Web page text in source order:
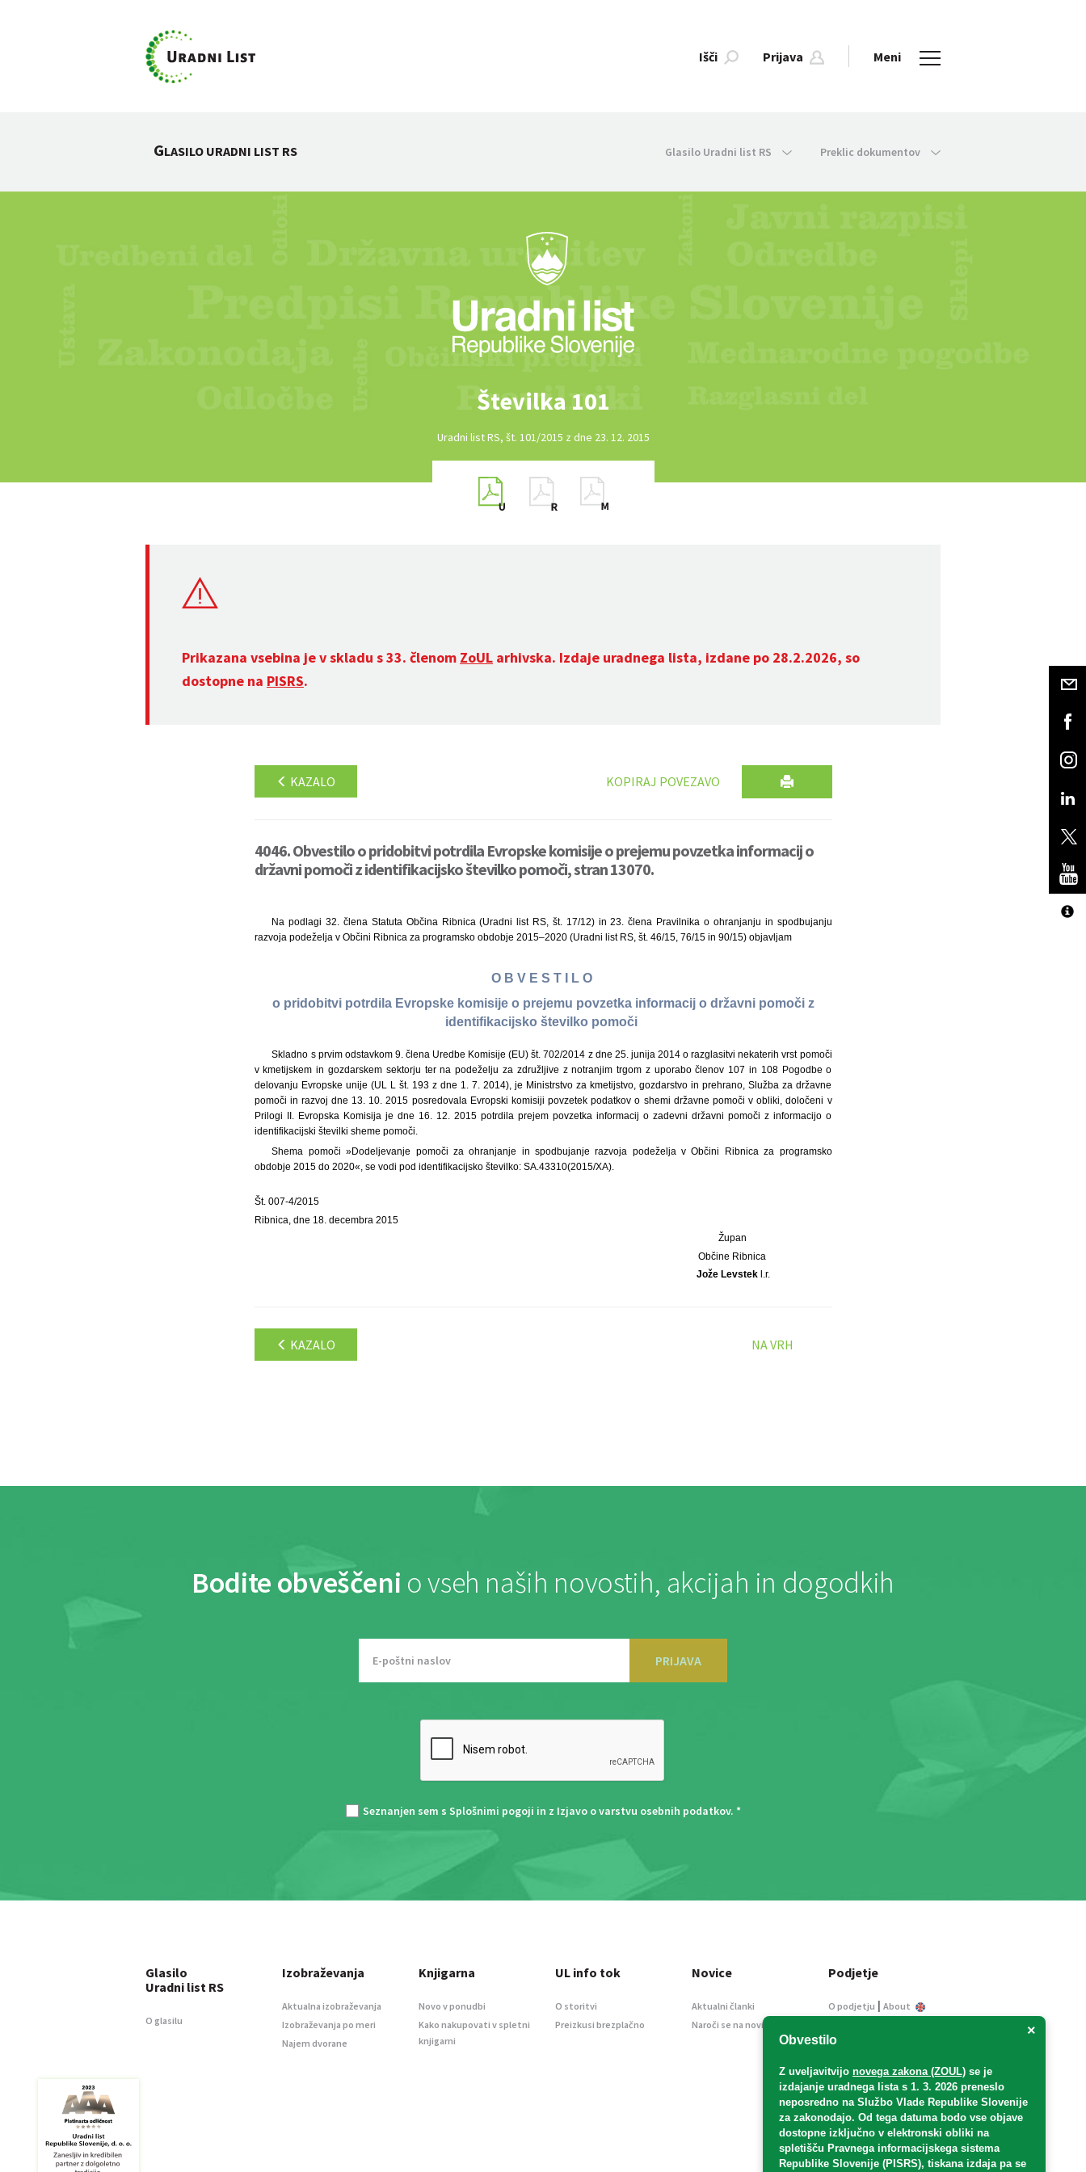
Išči Prijava Meni
GLASILO URADNI LIST RS Glasilo Uradni list RS Preklic dokumentov
Številka 101
Uradni list RS, št. 101/2015 z dne 23. 12. 2015
Prikazana vsebina je v skladu s 33. členom ZoUL arhivska. Izdaje uradnega lista, izdane po 28.2.2026, so
dostopne na PISRS.
KAZALO KOPIRAJ POVEZAVO
4046. Obvestilo o pridobitvi potrdila Evropske komisije o prejemu povzetka informacij o
državni pomoči z identifikacijsko številko pomoči, stran 13070.
Na podlagi 32. člena Statuta Občina Ribnica (Uradni list RS, št. 17/12) in 23. člena Pravilnika o ohranjanju in spodbujanju
razvoja podeželja v Občini Ribnica za programsko obdobje 2015–2020 (Uradni list RS, št. 46/15, 76/15 in 90/15) objavljam
O B V E S T I L O
o pridobitvi potrdila Evropske komisije o prejemu povzetka informacij o državni pomoči z
identifikacijsko številko pomoči
Skladno s prvim odstavkom 9. člena Uredbe Komisije (EU) št. 702/2014 z dne 25. junija 2014 o razglasitvi nekaterih vrst pomoči
v kmetijskem in gozdarskem sektorju ter na podeželju za združljive z notranjim trgom z uporabo členov 107 in 108 Pogodbe o
delovanju Evropske unije (UL L št. 193 z dne 1. 7. 2014), je Ministrstvo za kmetijstvo, gozdarstvo in prehrano, Služba za državne
pomoči in razvoj dne 13. 10. 2015 posredovala Evropski komisiji povzetek podatkov o shemi državne pomoči v obliki, določeni v
Prilogi II. Evropska Komisija je dne 16. 12. 2015 potrdila prejem povzetka informacij o zadevni državni pomoči z informacijo o
identifikacijski številki sheme pomoči.
Shema pomoči »Dodeljevanje pomoči za ohranjanje in spodbujanje razvoja podeželja v Občini Ribnica za programsko
obdobje 2015 do 2020«, se vodi pod identifikacijsko številko: SA.43310(2015/XA).
Št. 007-4/2015
Ribnica, dne 18. decembra 2015
Župan
Občine Ribnica
Jože Levstek l.r.
KAZALO NA VRH
Bodite obveščeni o vseh naših novostih, akcijah in dogodkih
PRIJAVA
Seznanjen sem s Splošnimi pogoji in z Izjavo o varstvu osebnih podatkov. *
×
Obvestilo
Z uveljavitvijo novega zakona (ZOUL) se je
izdajanje uradnega lista s 1. 3. 2026 preneslo
neposredno na Službo Vlade Republike Slovenije
za zakonodajo. Od tega datuma bodo vse objave
dostopne izključno v elektronski obliki na
spletišču Pravnega informacijskega sistema
Republike Slovenije (PISRS), tiskana izdaja pa se
Glasilo
Uradni list RS
O glasilu
Izobraževanja
Aktualna izobraževanja
Izobraževanja po meri
Najem dvorane
Knjigarna
Novo v ponudbi
Kako nakupovati v spletni
knjigarni
UL info tok
O storitvi
Preizkusi brezplačno
Novice
Aktualni članki
Naroči se na novice
Podjetje
O podjetju | About
Informacije javnega
Oglaševanje
Splošni pogoji
Izjava o varstvu osebnih
podatkov
E-dražbe